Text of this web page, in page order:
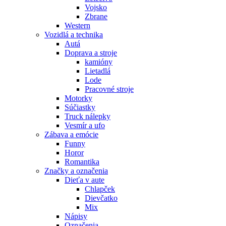
Vojsko
Zbrane
Western
Vozidlá a technika
Autá
Doprava a stroje
kamióny
Lietadlá
Lode
Pracovné stroje
Motorky
Súčiastky
Truck nálepky
Vesmír a ufo
Zábava a emócie
Funny
Horor
Romantika
Značky a označenia
Dieťa v aute
Chlapček
Dievčatko
Mix
Nápisy